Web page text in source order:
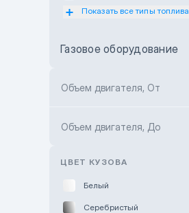
Subaru Motor Almaty
Toyota Kokshetau
Hyundai ShymCity
Показать все типы топлива
Газовое оборудование
Объем двигателя, От
Объем двигателя, До
ЦВЕТ КУЗОВА
Белый
Серебристый